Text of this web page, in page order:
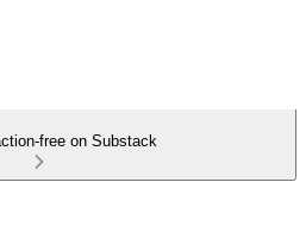
free on Substack